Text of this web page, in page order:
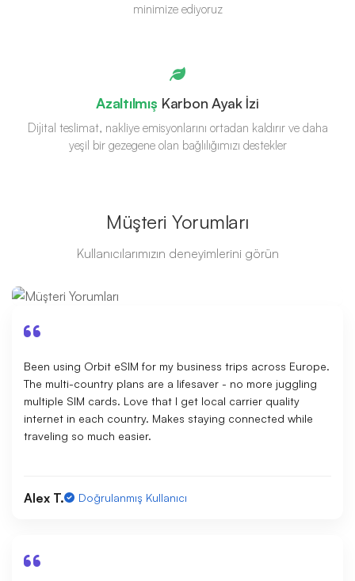
minimize ediyoruz
Azaltılmış Karbon Ayak İzi
Dijital teslimat, nakliye emisyonlarını ortadan kaldırır ve daha
yeşil bir gezegene olan bağlılığımızı destekler
Müşteri Yorumları
Kullanıcılarımızın deneyimlerini görün
Been using Orbit eSIM for my business trips across Europe.
The multi-country plans are a lifesaver - no more juggling
multiple SIM cards. Love that I get local carrier quality
internet in each country. Makes staying connected while
traveling so much easier.
Alex T. Doğrulanmış Kullanıcı